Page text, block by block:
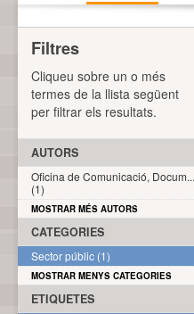
Filtres
Cliqueu sobre un o més
termes de la llista següent
per filtrar els resultats.
AUTORS
Oficina de Comunicació, Docum...
(1)
MOSTRAR MÉS AUTORS
CATEGORIES
Sector públic (1)
MOSTRAR MENYS CATEGORIES
ETIQUETES